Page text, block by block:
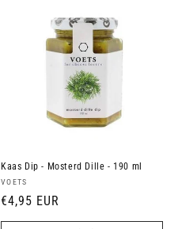
Kaas Dip - Mosterd Dille - 190 ml
Verkoper:
VOETS
Normale
prijs
€4,95 EUR